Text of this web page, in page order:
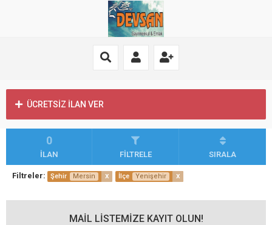
ÜCRETSİZ İLAN VER
0
İLAN FİLTRELE SIRALA
Filtreler: Şehir Mersin x İlçe Yenişehir x
MAİL LİSTEMİZE KAYIT OLUN!